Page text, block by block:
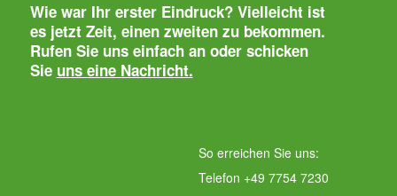
Wie war Ihr erster Eindruck? Vielleicht ist
es jetzt Zeit, einen zweiten zu bekommen.
Rufen Sie uns einfach an oder schicken
Sie uns eine Nachricht.
So erreichen Sie uns:
Telefon +49 7754 7230